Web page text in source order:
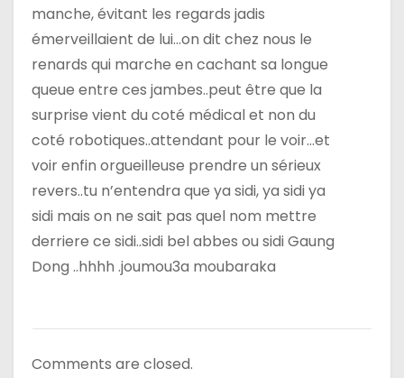
e
manche, évitant les regards jadis
émerveillaient de lui…on dit chez nous le
renards qui marche en cachant sa longue
queue entre ces jambes..peut être que la
surprise vient du coté médical et non du
coté robotiques..attendant pour le voir…et
voir enfin orgueilleuse prendre un sérieux
revers..tu n’entendra que ya sidi, ya sidi ya
sidi mais on ne sait pas quel nom mettre
derriere ce sidi..sidi bel abbes ou sidi Gaung
Dong ..hhhh .joumou3a moubaraka
Comments are closed.